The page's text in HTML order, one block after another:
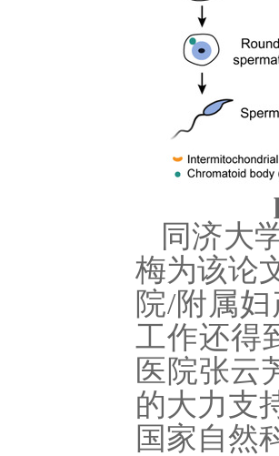
同济大
梅为该论
院/附属
工作还得
医院张云
的大力支
国家自然